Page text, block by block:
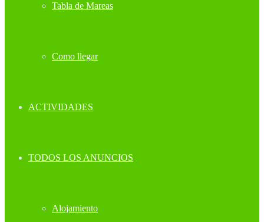
Tabla de Mareas
Como llegar
ACTIVIDADES
TODOS LOS ANUNCIOS
Alojamiento